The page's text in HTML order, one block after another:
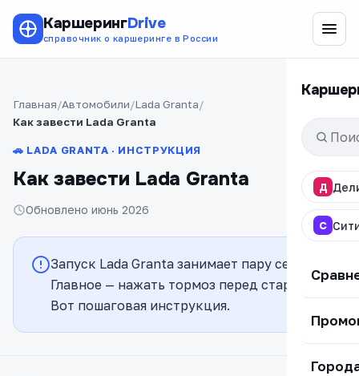
КаршерингDrive
справочник о каршеринге в России
Д
С
Главная Автомобили Lada Granta
Как завести Lada Granta
🚗 LADA GRANTA · ИНСТРУКЦИЯ
Как завести Lada Granta
Обновлено июнь 2026
Запуск Lada Granta занимает пару секунд.
Главное — нажать тормоз перед стартом.
Вот пошаговая инструкция.